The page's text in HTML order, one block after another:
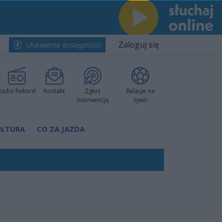
Ułatwienia dostępności Zaloguj się
Rekord Kontakt
Zgłoś
interwencję
Relacje na
żywo
CO ZA JAZDA